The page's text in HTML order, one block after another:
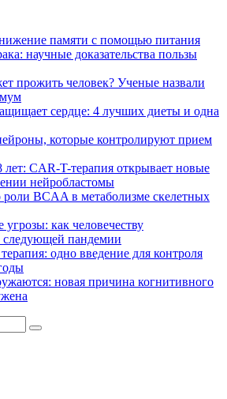
памяти с помощью питания
научные доказательства пользы
прожить человек? Ученые назвали
сердце: 4 лучших диеты и одна
которые контролируют прием
лет: CAR-T-терапия открывает новые
нейробластомы
BCAA в метаболизме скелетных
как человечеству
следующей пандемии
одно введение для контроля
новая причина когнитивного